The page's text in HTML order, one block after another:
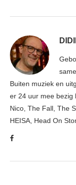
Buiten muziek en
er 24 uur mee bezig
Nico, The Fall, The
HEISA, Head On